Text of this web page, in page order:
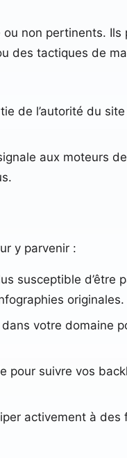
non pertinents. Ils
des tactiques de
de l’autorité du site
aux moteurs
y parvenir :
susceptible d’être
originales.
votre domaine
pour suivre vos
activement à des